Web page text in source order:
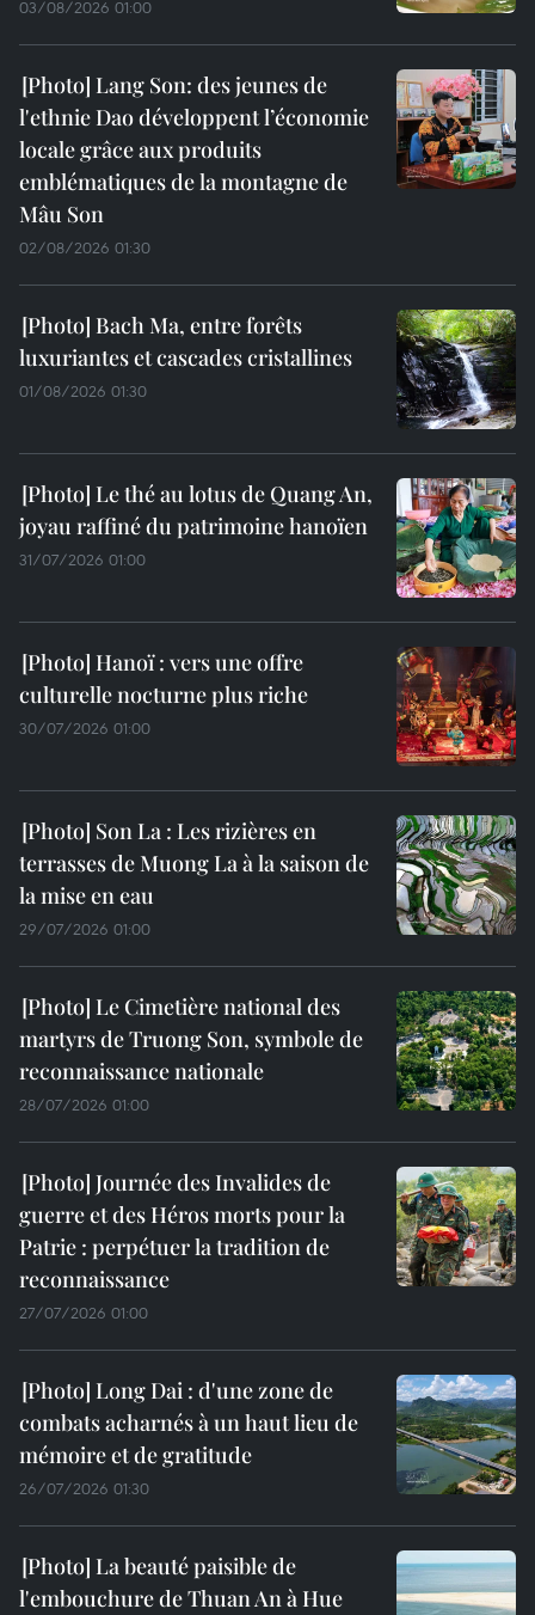
03/08/2026 01:00
Lang Son: des jeunes de
l'ethnie Dao développent l’économie
locale grâce aux produits
emblématiques de la montagne de
Mâu Son
02/08/2026 01:30
Bach Ma, entre forêts
luxuriantes et cascades cristallines
01/08/2026 01:30
Le thé au lotus de Quang An,
joyau raffiné du patrimoine hanoïen
31/07/2026 01:00
Hanoï : vers une offre
culturelle nocturne plus riche
30/07/2026 01:00
Son La : Les rizières en
terrasses de Muong La à la saison de
la mise en eau
29/07/2026 01:00
Le Cimetière national des
martyrs de Truong Son, symbole de
reconnaissance nationale
28/07/2026 01:00
Journée des Invalides de
guerre et des Héros morts pour la
Patrie : perpétuer la tradition de
reconnaissance
27/07/2026 01:00
Long Dai : d'une zone de
combats acharnés à un haut lieu de
mémoire et de gratitude
26/07/2026 01:30
La beauté paisible de
l'embouchure de Thuan An à Hue